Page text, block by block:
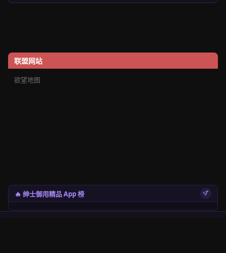
联盟网站
欲望地图
🔥 绅士御用精品 App 榜